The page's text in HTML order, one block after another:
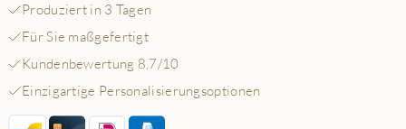
Produziert in 3 Tagen
Für Sie maßgefertigt
Kundenbewertung 8,7/10
Einzigartige Personalisierungsoptionen